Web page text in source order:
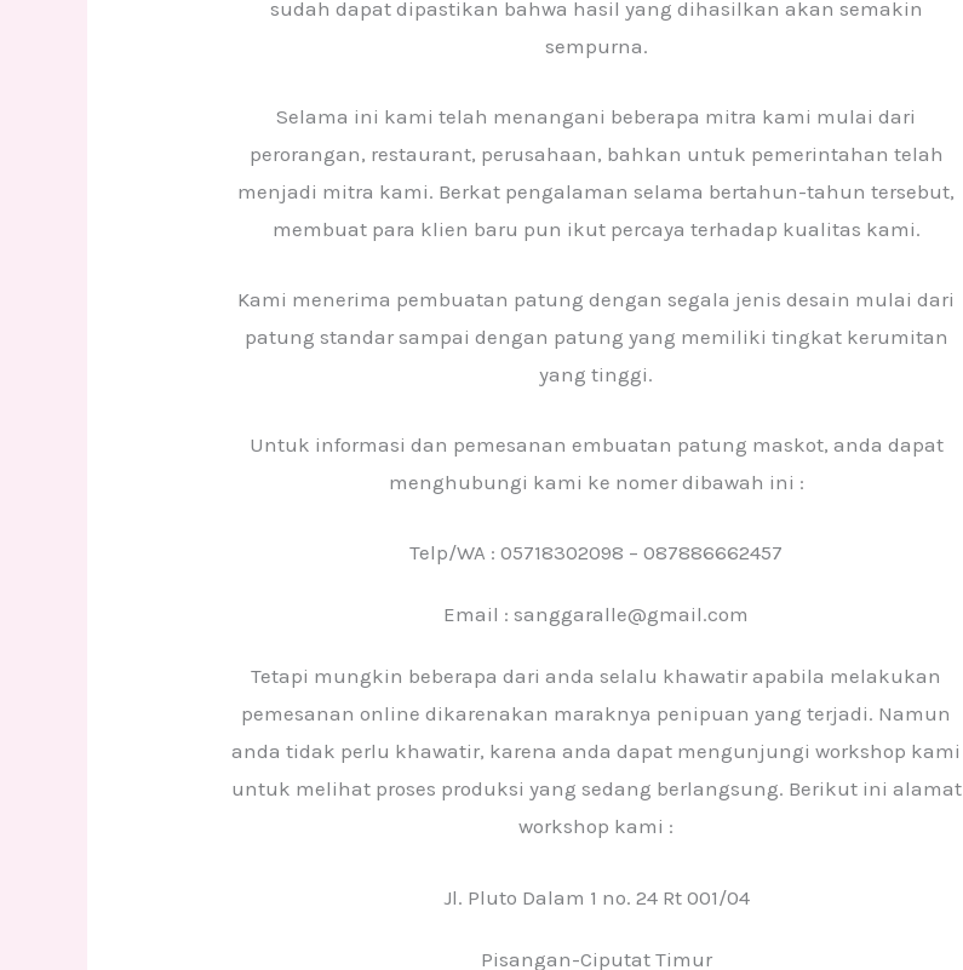
sudah dapat dipastikan bahwa hasil yang dihasilkan akan semakin
sempurna.
Selama ini kami telah menangani beberapa mitra kami mulai dari
perorangan, restaurant, perusahaan, bahkan untuk pemerintahan telah
menjadi mitra kami. Berkat pengalaman selama bertahun-tahun tersebut,
membuat para klien baru pun ikut percaya terhadap kualitas kami.
Kami menerima pembuatan patung dengan segala jenis desain mulai dari
patung standar sampai dengan patung yang memiliki tingkat kerumitan
yang tinggi.
Untuk informasi dan pemesanan embuatan patung maskot, anda dapat
menghubungi kami ke nomer dibawah ini :
Telp/WA : 05718302098 – 087886662457
Email : sanggaralle@gmail.com
Tetapi mungkin beberapa dari anda selalu khawatir apabila melakukan
pemesanan online dikarenakan maraknya penipuan yang terjadi. Namun
anda tidak perlu khawatir, karena anda dapat mengunjungi workshop kami
untuk melihat proses produksi yang sedang berlangsung. Berikut ini alamat
workshop kami :
Jl. Pluto Dalam 1 no. 24 Rt 001/04
Pisangan-Ciputat Timur